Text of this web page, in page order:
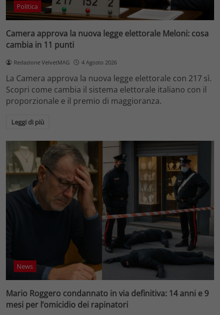
Politica
Camera approva la nuova legge elettorale Meloni: cosa
cambia in 11 punti
Redazione VelvetMAG 4 Agosto 2026
La Camera approva la nuova legge elettorale con 217 sì.
Scopri come cambia il sistema elettorale italiano con il
proporzionale e il premio di maggioranza.
Leggi di più
News
Mario Roggero condannato in via definitiva: 14 anni e 9
mesi per l’omicidio dei rapinatori